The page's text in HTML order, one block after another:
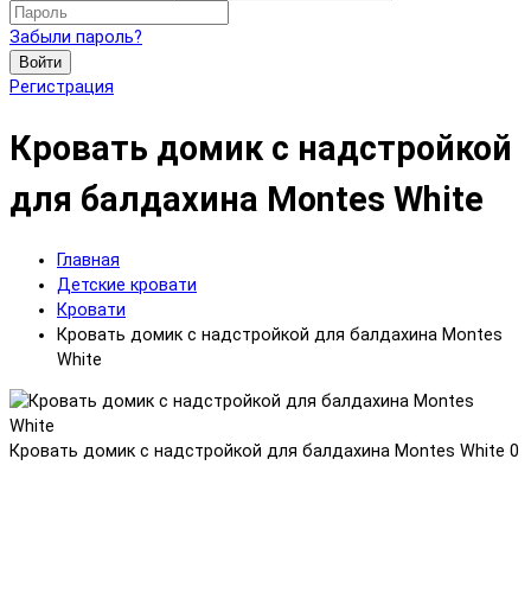
Забыли пароль?
Войти
Регистрация
Кровать домик с надстройкой
для балдахина Montes White
Главная
Детские кровати
Кровати
Кровать домик с надстройкой для балдахина Montes
White
Кровать домик с надстройкой для балдахина Montes White 0